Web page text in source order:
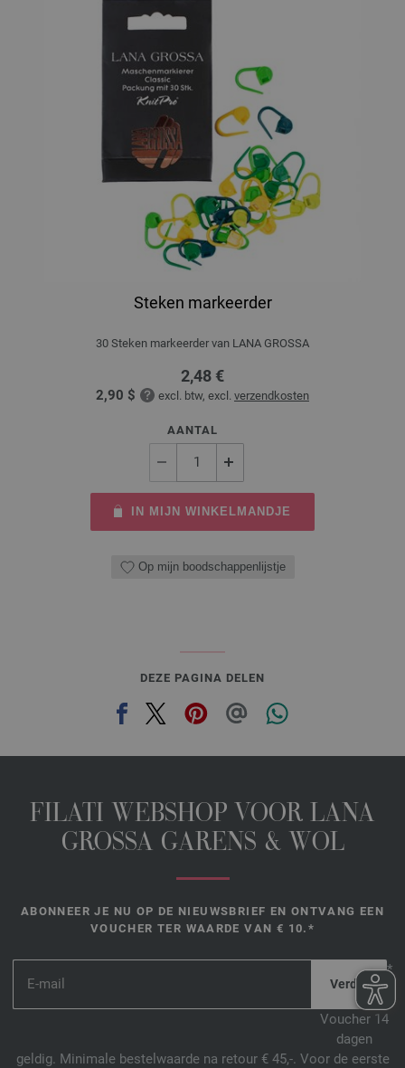
Steken markeerder
30 Steken markeerder van LANA GROSSA
2,48 €
2,90 $ excl. btw, excl. verzendkosten
AANTAL
IN MIJN WINKELMANDJE
Op mijn boodschappenlijstje
DEZE PAGINA DELEN
FILATI WEBSHOP VOOR LANA
GROSSA GARENS & WOL
ABONNEER JE NU OP DE NIEUWSBRIEF EN ONTVANG EEN
VOUCHER TER WAARDE VAN € 10.*
*
Voucher 14
dagen
geldig. Minimale bestelwaarde na retour € 45,-. Voor de eerste